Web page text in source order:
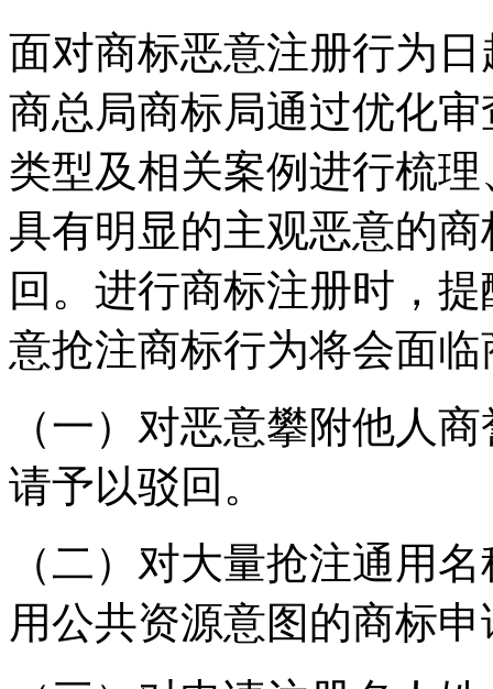
面对商标恶意注册行为
商总局商标局通过优化
类型及相关案例进行梳
具有明显的主观恶意的
回。进行商标注册时，
意抢注商标行为将会面
（一）对恶意攀附他人
请予以驳回。
（二）对大量抢注通用
用公共资源意图的商标